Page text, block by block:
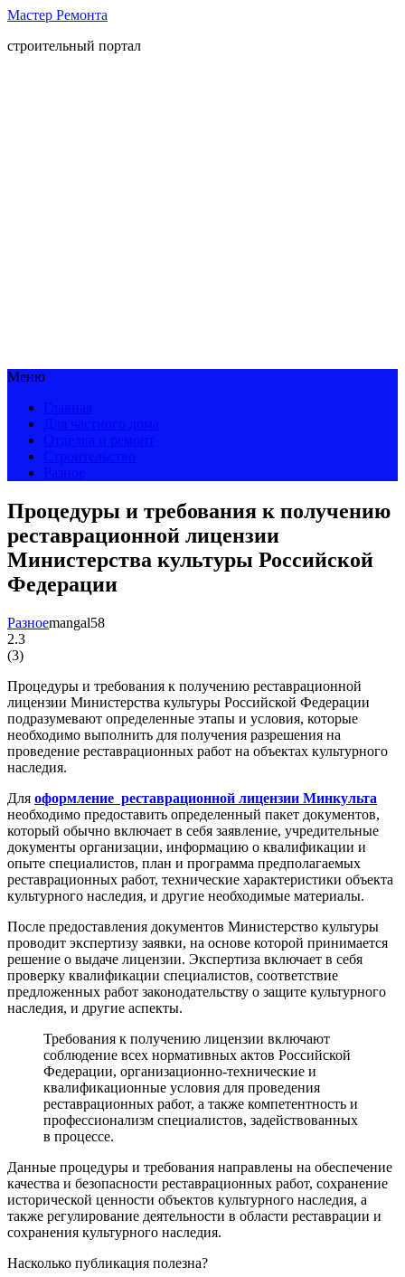
Мастер Ремонта
строительный портал
Меню
Процедуры и требования к получению
реставрационной лицензии
Министерства культуры Российской
Федерации
Разноеmangal58
2.3
(3)
Процедуры и требования к получению реставрационной
лицензии Министерства культуры Российской Федерации
подразумевают определенные этапы и условия, которые
необходимо выполнить для получения разрешения на
проведение реставрационных работ на объектах культурного
наследия.
Для оформление реставрационной лицензии Минкульта
необходимо предоставить определенный пакет документов,
который обычно включает в себя заявление, учредительные
документы организации, информацию о квалификации и
опыте специалистов, план и программа предполагаемых
реставрационных работ, технические характеристики объекта
культурного наследия, и другие необходимые материалы.
После предоставления документов Министерство культуры
проводит экспертизу заявки, на основе которой принимается
решение о выдаче лицензии. Экспертиза включает в себя
проверку квалификации специалистов, соответствие
предложенных работ законодательству о защите культурного
наследия, и другие аспекты.
Требования к получению лицензии включают
соблюдение всех нормативных актов Российской
Федерации, организационно-технические и
квалификационные условия для проведения
реставрационных работ, а также компетентность и
профессионализм специалистов, задействованных
в процессе.
Данные процедуры и требования направлены на обеспечение
качества и безопасности реставрационных работ, сохранение
исторической ценности объектов культурного наследия, а
также регулирование деятельности в области реставрации и
сохранения культурного наследия.
Насколько публикация полезна?